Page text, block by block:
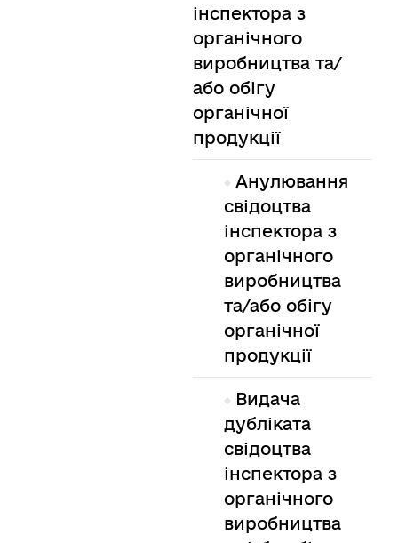
інспектора з
органічного
виробництва та/
або обігу
органічної
продукції
Анулювання
свідоцтва
інспектора з
органічного
виробництва
та/або обігу
органічної
продукції
Видача
дубліката
свідоцтва
інспектора з
органічного
виробництва